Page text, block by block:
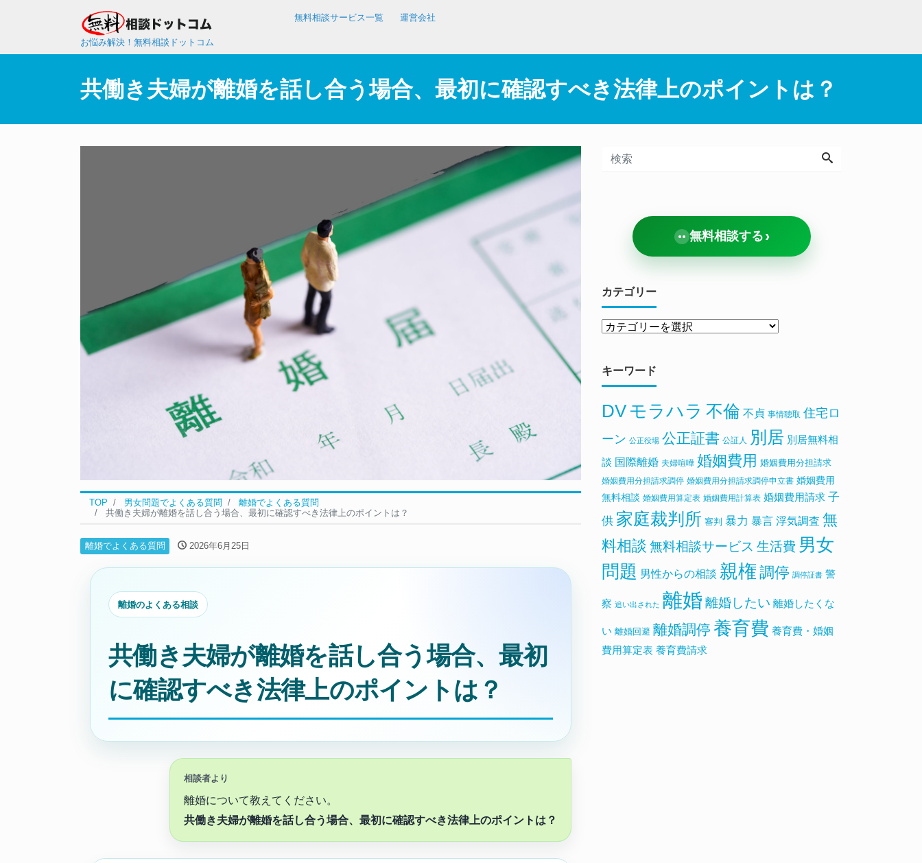
お悩み解決！無料相談ドットコム
無料相談サービス一覧 運営会社
共働き夫婦が離婚を話し合う場合、最初に確認すべき法律上のポイントは？
TOP 男女問題でよくある質問
離婚でよくある質問
共働き夫婦が離婚を話し合う場合、最初に確認すべき法律上のポイントは？
離婚でよくある質問 2026年6月25日
離婚のよくある相談
共働き夫婦が離婚を話し合う場合、最初
に確認すべき法律上のポイントは？
相談者より
離婚について教えてください。
共働き夫婦が離婚を話し合う場合、最初に確認すべき法律上のポイントは？
無料相談する ›
カテゴリー
キーワード
DV モラハラ 不倫 不貞 事情聴取 住宅ロ
ーン 公正役場 公正証書 公証人 別居 別居無料相
談 国際離婚 夫婦喧嘩 婚姻費用 婚姻費用分担請求
婚姻費用分担請求調停 婚姻費用分担請求調停申立書 婚姻費用
無料相談 婚姻費用算定表 婚姻費用計算表 婚姻費用請求 子
供 家庭裁判所 審判 暴力 暴言 浮気調査 無
料相談 無料相談サービス 生活費 男女
問題 男性からの相談 親権 調停 調停証書 警
察 追い出された 離婚 離婚したい 離婚したくな
い 離婚回避 離婚調停 養育費 養育費・婚姻
費用算定表 養育費請求